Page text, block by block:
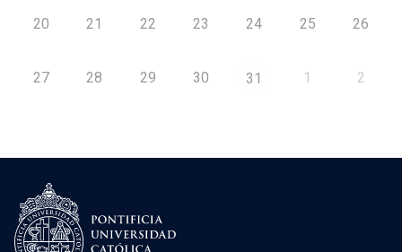
20 21 22 23 24 25 26
27 28 29 30 31 1 2